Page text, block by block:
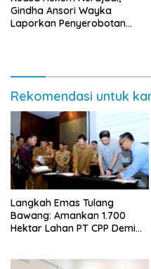
Gindha Ansori Wayka
Laporkan Penyerobotan
Rekomendasi untuk
Langkah Emas Tulang
Bawang: Amankan 1.700
Hektar Lahan PT CPP Demi